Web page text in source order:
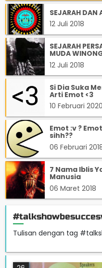
SEJARAH DAN
12 Juli 2018
SEJARAH
MUDA
12 Juli 2018
Si Dia Suka
Arti Emot <3
10 Februari 2020
Emot :v ?
sihh??
06 Februari
7 Nama Iblis
Manusia
06 Maret 2018
Tulisan dengan tag